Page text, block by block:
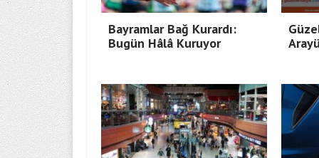
Bayramlar Bağ Kurardı:
Bugün Hâlâ Kuruyor